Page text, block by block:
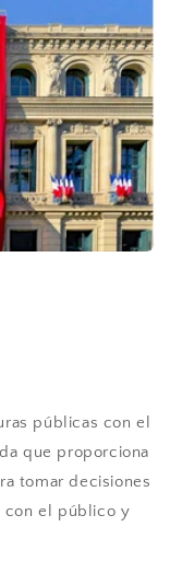
públicas con el
que proporciona
tomar decisiones
con el público y